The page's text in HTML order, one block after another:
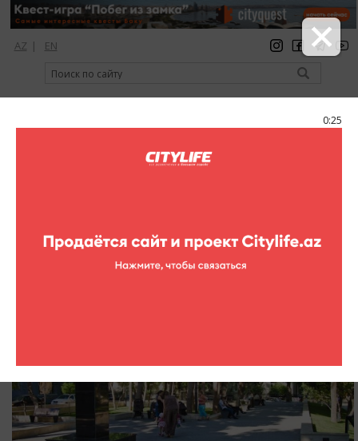
0:25
AZ | EN
регистрация вход Citylife Magazine
Баиловский сад